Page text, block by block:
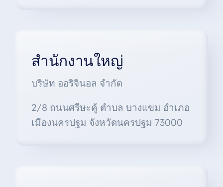
สำนักงานใหญ่
บริษัท ออริจินอล จำกัด
2/8 ถนนศรีษะคู้ ตำบล บางแขม อำเภอ
เมืองนครปฐม จังหวัดนครปฐม 73000